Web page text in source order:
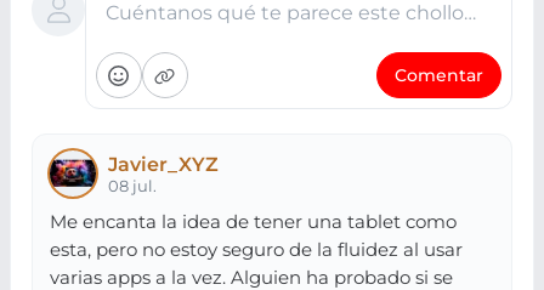
Cuéntanos qué te parece este chollo…
Comentar
Javier_XYZ
08 jul.
Me encanta la idea de tener una tablet como
esta, pero no estoy seguro de la fluidez al usar
varias apps a la vez. Alguien ha probado si se